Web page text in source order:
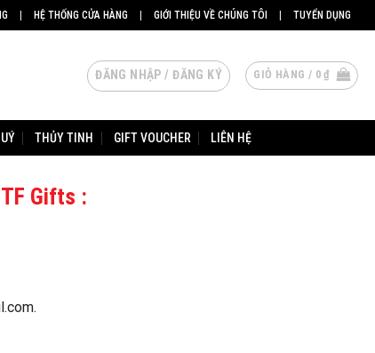
| HỆ THỐNG CỬA HÀNG | GIỚI THIỆU VỀ CHÚNG TÔI | TUYỂN DỤNG
ĐĂNG NHẬP / ĐĂNG KÝ GIỎ HÀNG / 0₫
THỦY TINH GIFT VOUCHER LIÊN HỆ
Gifts :